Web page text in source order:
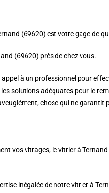
(69620) est votre gage de
(69620) près de chez vous.
à un professionnel pour
solutions adéquates pour le
chose qui ne
vos vitrages, le vitrier à
inégalée de notre vitrier à